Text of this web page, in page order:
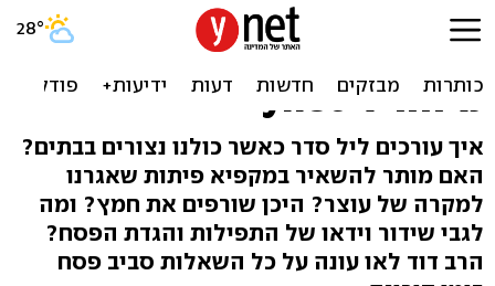
אתם שאלתם, הרב הראשי
עונה: כך ייראה פסח השנה |
מיוחד ל-ynet
איך עורכים ליל סדר כאשר כולנו נצורים בבתים?
האם מותר להשאיר במקפיא פיתות שאגרנו
למקרה של עוצר? היכן שורפים את חמץ? ומה
לגבי שידור וידאו של התפילות והגדת הפסח?
הרב דוד לאו עונה על כל השאלות סביב פסח